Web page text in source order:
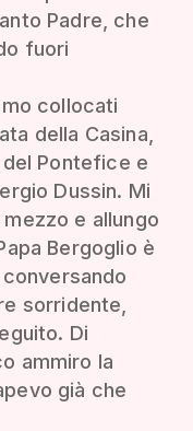
Padre, che
fuori
collocati
della Casina,
Pontefice e
Dussin. Mi
e allungo
Bergoglio è
sorridente,
Di
ammiro la
già che